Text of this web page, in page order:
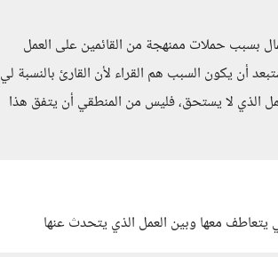
بسبب حملات ممنهجة من القائمين على العمل
أن يكون السبب هم القراء لأن القارئ بالنسبة لي
الذي لا يستحق، فليس من المنطقي أن يتفق هذا
يتعاطف معها وبين العمل الذي يتحدث عنها